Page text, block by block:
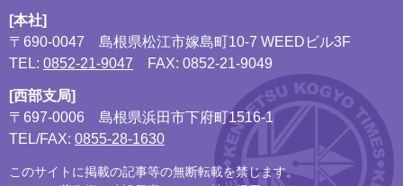
[本社]
〒690-0047
島根県松江市嫁島町10-7 WEEDビル3F
TEL: 0852-21-9047 FAX: 0852-21-9049
[西部支局]
〒697-0006
島根県浜田市下府町1516-1
TEL/FAX: 0855-28-1630
このサイトに掲載の記事等の無断転載を禁じます。